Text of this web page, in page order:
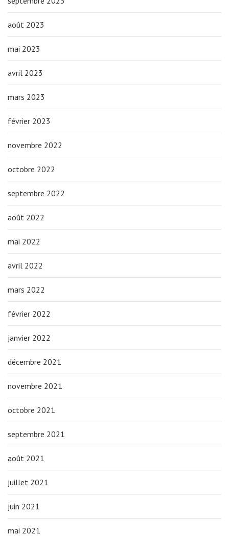
août 2023
mai 2023
avril 2023
mars 2023
février 2023
novembre 2022
octobre 2022
septembre 2022
août 2022
mai 2022
avril 2022
mars 2022
février 2022
janvier 2022
décembre 2021
novembre 2021
octobre 2021
septembre 2021
août 2021
juillet 2021
juin 2021
mai 2021